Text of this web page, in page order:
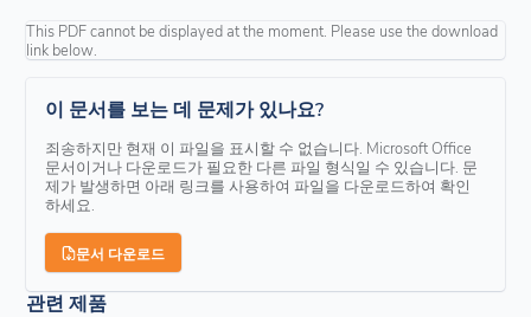
This PDF cannot be displayed at the moment. Please use the download
link below.
이 문서를 보는 데 문제가 있나요?
죄송하지만 현재 이 파일을 표시할 수 없습니다. Microsoft Office
문서이거나 다운로드가 필요한 다른 파일 형식일 수 있습니다. 문
제가 발생하면 아래 링크를 사용하여 파일을 다운로드하여 확인
하세요.
문서 다운로드
관련 제품